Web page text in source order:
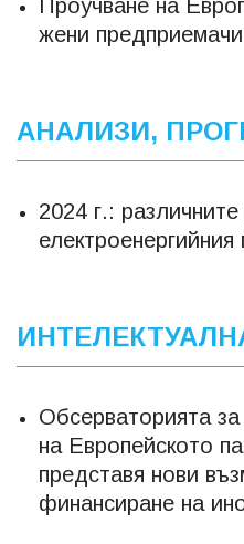
Проучване на
жени предприемачи
АНАЛИЗИ,
2024 г.:
електроенергийния
Обсерваторията
на Европейското
представя нови
финансиране на